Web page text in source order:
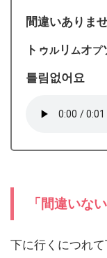
間違いありま
トゥルリ ムオプ
틀림없어요
「間違いな
下に行くにつれ